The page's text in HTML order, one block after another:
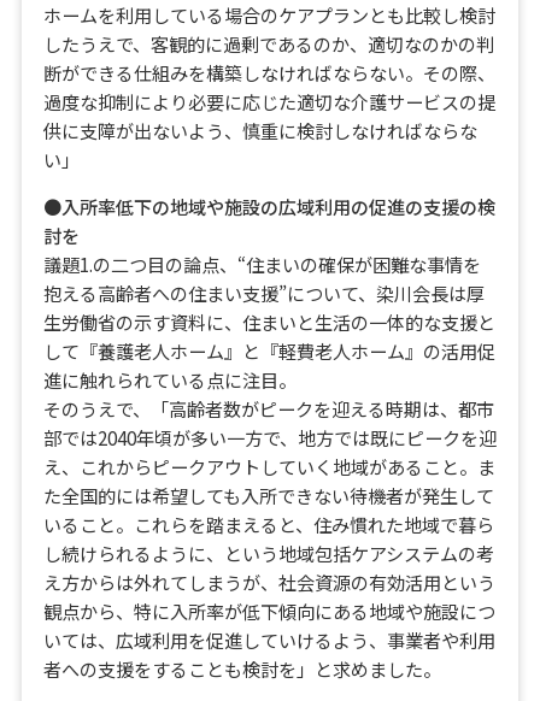
ホームを利用している場合のケアプランとも比較し検討
したうえで、客観的に過剰であるのか、適切なのかの判
断ができる仕組みを構築しなければならない。その際、
過度な抑制により必要に応じた適切な介護サービスの提
供に支障が出ないよう、慎重に検討しなければならな
い」
●入所率低下の地域や施設の広域利用の促進の支援の検
討を
議題1.の二つ目の論点、“住まいの確保が困難な事情を
抱える高齢者への住まい支援”について、染川会長は厚
生労働省の示す資料に、住まいと生活の一体的な支援と
して『養護老人ホーム』と『軽費老人ホーム』の活用促
進に触れられている点に注目。
そのうえで、「高齢者数がピークを迎える時期は、都市
部では2040年頃が多い一方で、地方では既にピークを迎
え、これからピークアウトしていく地域があること。ま
た全国的には希望しても入所できない待機者が発生して
いること。これらを踏まえると、住み慣れた地域で暮ら
し続けられるように、という地域包括ケアシステムの考
え方からは外れてしまうが、社会資源の有効活用という
観点から、特に入所率が低下傾向にある地域や施設につ
いては、広域利用を促進していけるよう、事業者や利用
者への支援をすることも検討を」と求めました。